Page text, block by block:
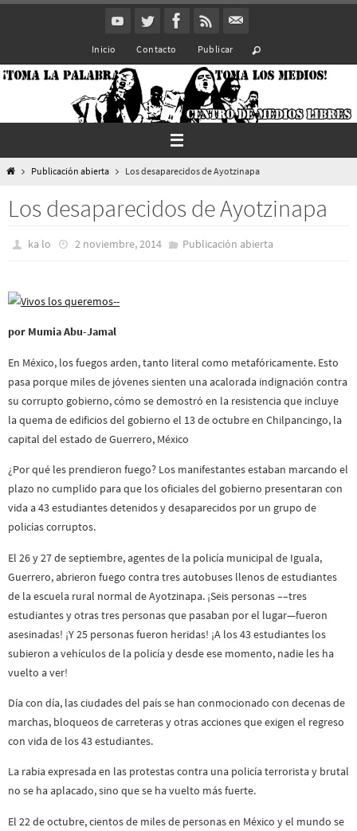
Inicio Contacto Publicar
InicioPublicación abierta Los desaparecidos de Ayotzinapa
Los desaparecidos de Ayotzinapa
ka lo 2 noviembre, 2014 Publicación abierta
por Mumia Abu-Jamal
En México, los fuegos arden, tanto literal como metafóricamente. Esto
pasa porque miles de jóvenes sienten una acalorada indignación contra
su corrupto gobierno, cómo se demostró en la resistencia que incluye
la quema de edificios del gobierno el 13 de octubre en Chilpancingo, la
capital del estado de Guerrero, México
¿Por qué les prendieron fuego? Los manifestantes estaban marcando el
plazo no cumplido para que los oficiales del gobierno presentaran con
vida a 43 estudiantes detenidos y desaparecidos por un grupo de
policías corruptos.
El 26 y 27 de septiembre, agentes de la policía municipal de Iguala,
Guerrero, abrieron fuego contra tres autobuses llenos de estudiantes
de la escuela rural normal de Ayotzinapa. ¡Seis personas ––tres
estudiantes y otras tres personas que pasaban por el lugar—fueron
asesinadas! ¡Y 25 personas fueron heridas! ¡A los 43 estudiantes los
subieron a vehículos de la policía y desde ese momento, nadie les ha
vuelto a ver!
Día con día, las ciudades del país se han conmocionado con decenas de
marchas, bloqueos de carreteras y otras acciones que exigen el regreso
con vida de los 43 estudiantes.
La rabia expresada en las protestas contra una policía terrorista y brutal
no se ha aplacado, sino que se ha vuelto más fuerte.
El 22 de octubre, cientos de miles de personas en México y el mundo se